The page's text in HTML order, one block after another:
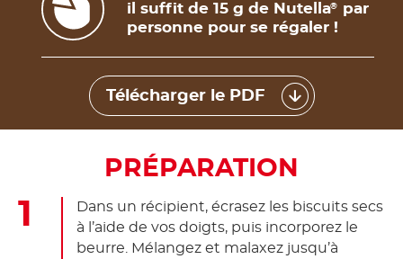
il suffit de 15 g de Nutella®
par
personne pour se régaler !
Télécharger le PDF
PRÉPARATION
Dans un récipient, écrasez les biscuits secs
à l’aide de vos doigts, puis incorporez le
beurre. Mélangez et malaxez jusqu’à